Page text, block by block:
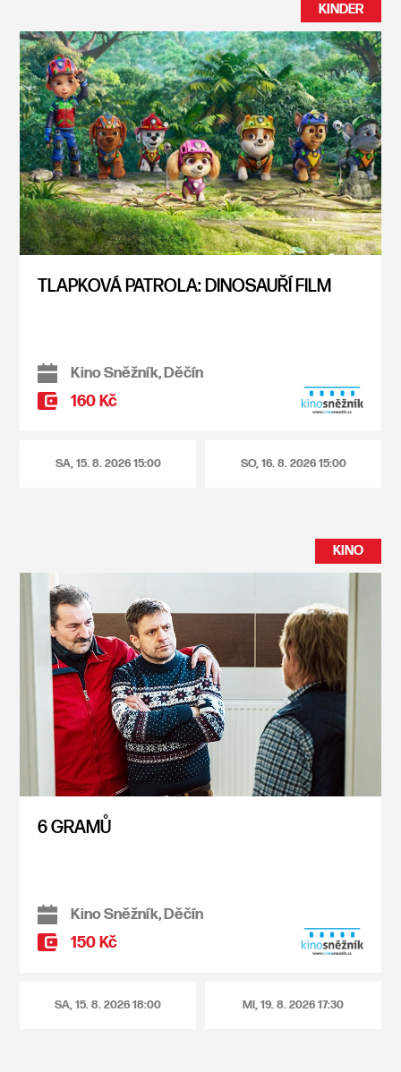
KINDER
TLAPKOVÁ PATROLA: DINOSAUŘÍ FILM
Kino Sněžník, Děčín
160 Kč
SA, 15. 8. 202615:00 SO, 16. 8. 202615:00
KINO
6 GRAMŮ
Kino Sněžník, Děčín
150 Kč
SA, 15. 8. 202618:00 MI, 19. 8. 202617:30